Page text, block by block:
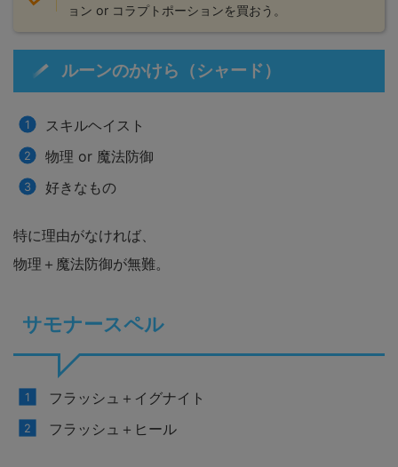
ョン or コラプトポーションを買おう。
ルーンのかけら（シャード）
スキルヘイスト
物理 or 魔法防御
好きなもの
特に理由がなければ、
物理＋魔法防御が無難。
サモナースペル
フラッシュ＋イグナイト
フラッシュ＋ヒール